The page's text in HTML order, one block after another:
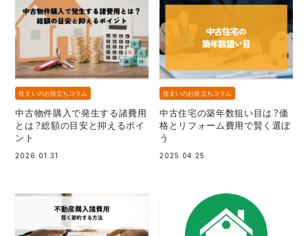
住まいのお役立ちコラム
中古物件購入で発生する諸費用
とは？総額の目安と抑えるポイ
ント
2026.01.31
住まいのお役立ちコラム
中古住宅の築年数狙い目は？価
格とリフォーム費用で賢く選ぼ
う
2025.04.25